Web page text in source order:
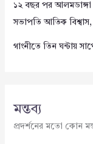
১২ বছর পর আলমডাঙ্গা
সভাপতি আতিক
গাংনীতে তিন ঘন্টায়
মন্তব্য
প্রদর্শনের মতো কোন